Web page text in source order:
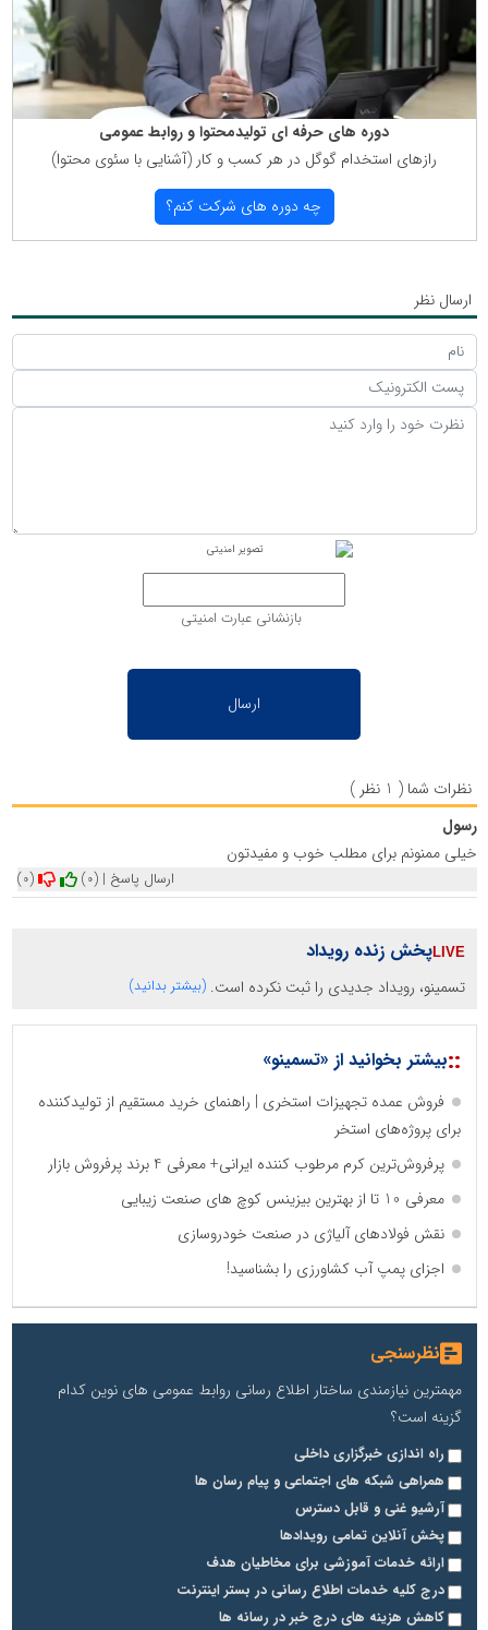
دوره های حرفه ای تولیدمحتوا و روابط عمومی
رازهای استخدام گوگل در هر كسب و كار (آشنایی با سئوی محتوا)
چه دوره های شركت كنم؟
ارسال نظر
بازنشانی عبارت امنیتی
نظرات شما ( 1 نظر )
رسول
خیلی ممنونم برای مطلب خوب و مفیدتون
(0)
(0) ارسال پاسخ |
پخش زنده رویداد
تسمینو، رویداد جدیدی را ثبت نکرده است. (بیشتر بدانید)
::بیشتر بخوانید از «تسمینو»
فروش عمده تجهیزات استخری | راهنمای خرید مستقیم از تولیدکننده
برای پروژه‌های استخر
پرفروش‌ترین کرم مرطوب کننده ایرانی+ معرفی 4 برند پرفروش بازار
معرفی 10 تا از بهترین بیزینس کوچ های صنعت زیبایی
نقش فولادهای آلیاژی در صنعت خودروسازی
اجزای پمپ آب کشاورزی را بشناسید!
نظرسنجی
مهمترین نیازمندی ساختار اطلاع رسانی روابط عمومی های نوین کدام
گزینه است؟
راه اندازی خبرگزاری داخلی
همراهی شبکه های اجتماعی و پیام رسان ها
آرشیو غنی و قابل دسترس
پخش آنلاین تمامی رویدادها
ارائه خدمات آموزشی برای مخاطیان هدف
درج کلیه خدمات اطلاع رسانی در بستر اینترنت
کاهش هزینه های درج خبر در رسانه ها